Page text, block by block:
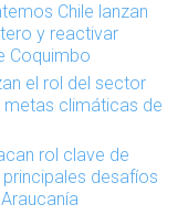
Chile lanzan
y reactivar
Coquimbo
el rol del sector
metas climáticas de
rol clave de
desafíos